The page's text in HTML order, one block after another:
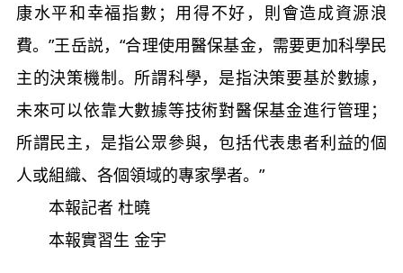
康水平和幸福指數；用得不好，則會造成資源浪
費。”王岳説，“合理使用醫保基金，需要更加科學民
主的決策機制。所謂科學，是指決策要基於數據，
未來可以依靠大數據等技術對醫保基金進行管理；
所謂民主，是指公眾參與，包括代表患者利益的個
人或組織、各個領域的專家學者。”
本報記者 杜曉
本報實習生 金宇